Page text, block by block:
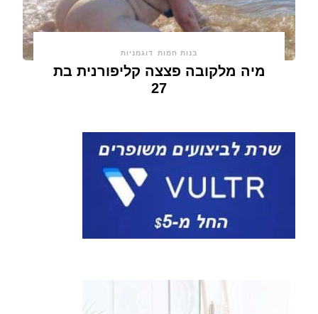
בנות חמות דוגמניות
מיה מלקובה פצצה קליפורנית בת
27